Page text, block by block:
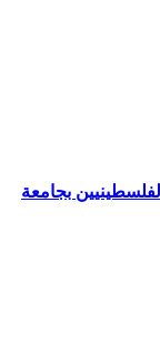
بجامعة